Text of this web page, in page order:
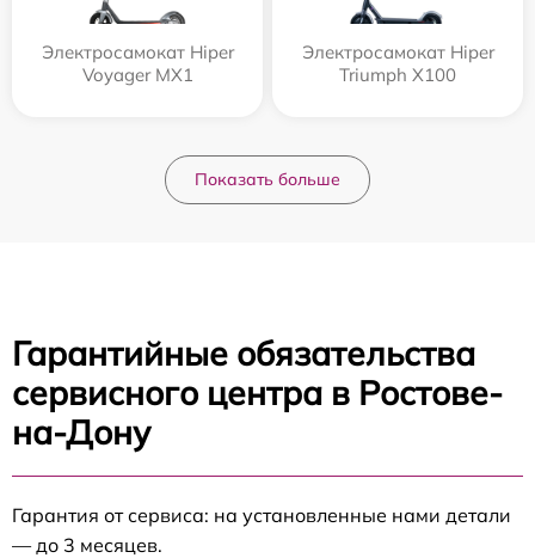
Электросамокат Hiper
Voyager MX1
Электросамокат Hiper
Triumph X100
Показать больше
Гарантийные обязательства
сервисного центра в Ростове-
на-Дону
Гарантия от сервиса: на установленные нами детали
— до 3 месяцев.